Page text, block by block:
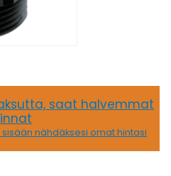
saat halvemmat
sisään nähdäksesi omat hintasi